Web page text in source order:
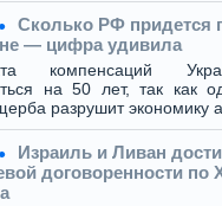
Сколько РФ придется
— цифра удивила
компенсаций
на 50 лет, так как
разрушит экономику
Израиль и Ливан
договоренности по